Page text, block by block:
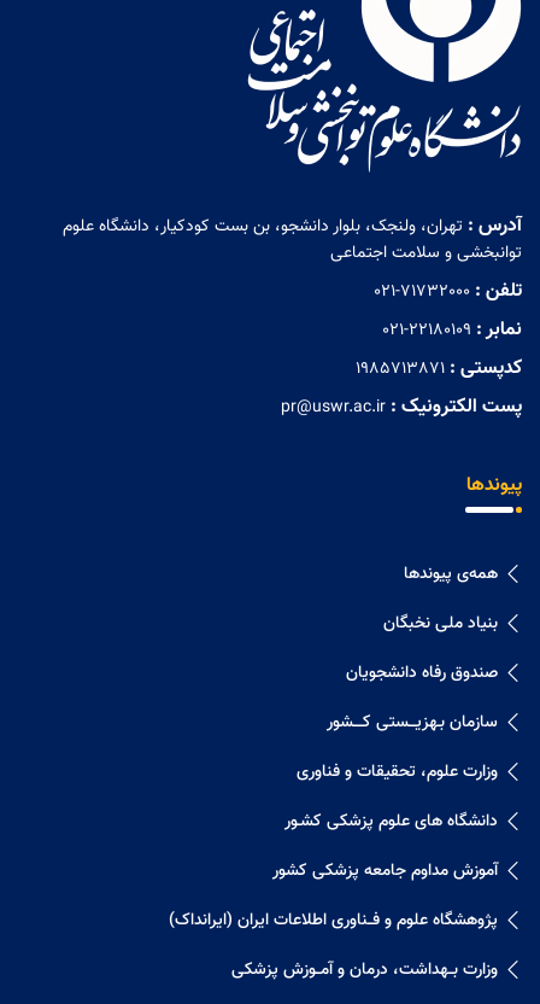
آدرس :تهران، ولنجک، بلوار دانشجو، بن بست کودکیار، دانشگاه علوم
توانبخشی و سلامت اجتماعی
تلفن :021-71732000
نمابر :021-22180109
کدپستی :1985713871
پست الکترونیک :pr@uswr.ac.ir
پیوندها
همه‌ی پیوندها
بنیاد ملی نخبگان
صندوق رفاه دانشجویان
سازمان بـهزیـــستی کــــشور
وزارت علوم، تحقیقات و فناوری
دانشگاه های علوم پزشکی کشـور
آموزش مداوم جامعه پزشکی کشور
پژوهشگاه علوم و فــناوری اطلاعات ایران (ایرانداک)
وزارت بــهداشت، درمان و آمــوزش پزشکی